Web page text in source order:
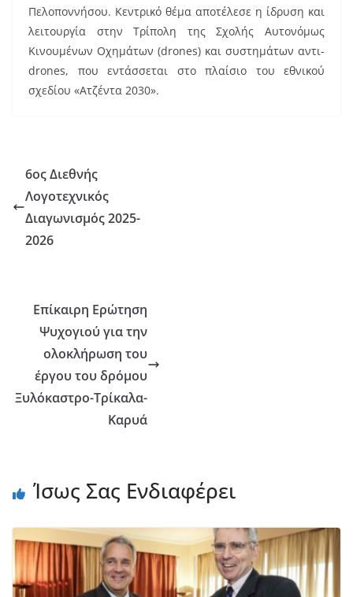
Πελοποννήσου. Κεντρικό θέμα αποτέλεσε η ίδρυση και
λειτουργία στην Τρίπολη της Σχολής Αυτονόμως
Κινουμένων Οχημάτων (drones) και συστημάτων αντι-
drones, που εντάσσεται στο πλαίσιο του εθνικού
σχεδίου «Ατζέντα 2030».
6ος Διεθνής
Λογοτεχνικός
Διαγωνισμός 2025-
2026
Επίκαιρη Ερώτηση
Ψυχογιού για την
ολοκλήρωση του
έργου του δρόμου
Ξυλόκαστρο-Τρίκαλα-
Καρυά
Ίσως Σας Ενδιαφέρει